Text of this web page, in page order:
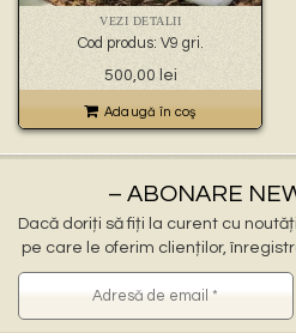
👼 – statuete
🦜 – statuete
💧 – statuete
🍄 – statuete
🏺 – vaze
VEZI DETALII
Cod produs: V9 gri.
500,00 lei
Adaugă în coş
– ABONARE
Dacă doriți să fiți la curent cu
pe care le oferim clienților,